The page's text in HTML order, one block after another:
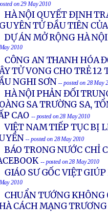
on 29 May 2010
HÀ NỘI QUYẾT ĐỊNH
TỬ ĐẦU TIÊN
DỰ ÁN MỞ RỘNG HÀ
2010
CÔNG AN THANH HÓA
TỬ VONG CHO TRẺ
NGHI SƠN -- posted on 28 May
HÀ NỘI PHẢN ĐỐI
SA TRƯỜNG SA,
CAO -- posted on 28 May 2010
VIỆT NAM TIẾP TỤC BỊ
-- posted on 28 May 2010
BÁO TRONG NƯỚC CHỈ
-- posted on 28 May 2010
GIÁO SƯ GỐC VIỆT
2010
CHUẨN TƯỚNG KHÔNG
CÁCH MẠNG